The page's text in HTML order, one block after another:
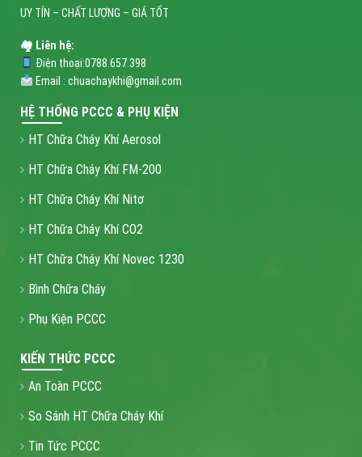
UY TÍN – CHẤT LƯỢNG – GIÁ TỐT
🏘 Liên hệ:
Điện thoại:0788.657.398
Email : chuachaykhi@gmail.com
HỆ THỐNG PCCC & PHỤ KIỆN
HT Chữa Cháy Khí Aerosol
HT Chữa Cháy Khí FM-200
HT Chữa Cháy Khí Nitơ
HT Chữa Cháy Khí CO2
HT Chữa Cháy Khí Novec 1230
Bình Chữa Cháy
Phụ Kiện PCCC
KIẾN THỨC PCCC
An Toàn PCCC
So Sánh HT Chữa Cháy Khí
Tin Tức PCCC